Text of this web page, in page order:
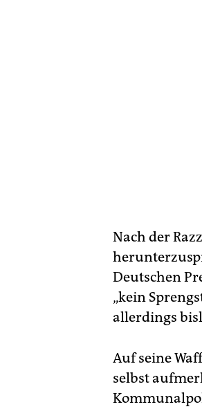
Nach der
Deutschen
„kein
allerdings
Auf seine
selbst